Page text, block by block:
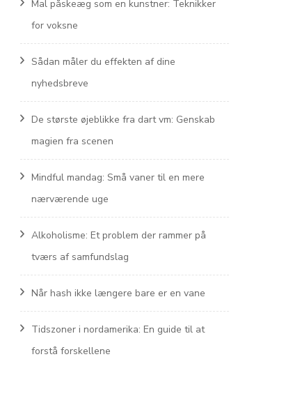
Mal påskeæg som en kunstner: Teknikker
for voksne
Sådan måler du effekten af dine
nyhedsbreve
De største øjeblikke fra dart vm: Genskab
magien fra scenen
Mindful mandag: Små vaner til en mere
nærværende uge
Alkoholisme: Et problem der rammer på
tværs af samfundslag
Når hash ikke længere bare er en vane
Tidszoner i nordamerika: En guide til at
forstå forskellene